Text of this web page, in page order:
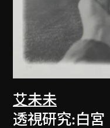
艾未未
透視研究:白宮